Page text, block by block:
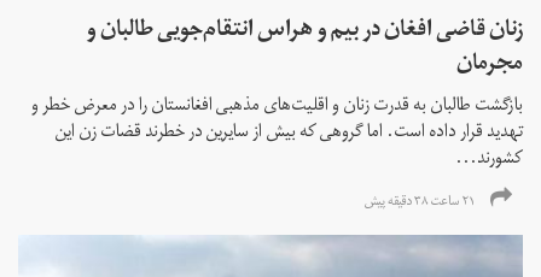
زنان قاضی افغان در بیم و هراس انتقام‌جویی طالبان و
مجرمان
بازگشت طالبان به قدرت زنان و اقلیت‌های مذهبی افغانستان را در معرض خطر و
تهدید قرار داده است. اما گروهی که بیش از سایرین در خطرند قضات زن این
کشورند...
۲۱ ساعت ۳۸ دقیقه پیش